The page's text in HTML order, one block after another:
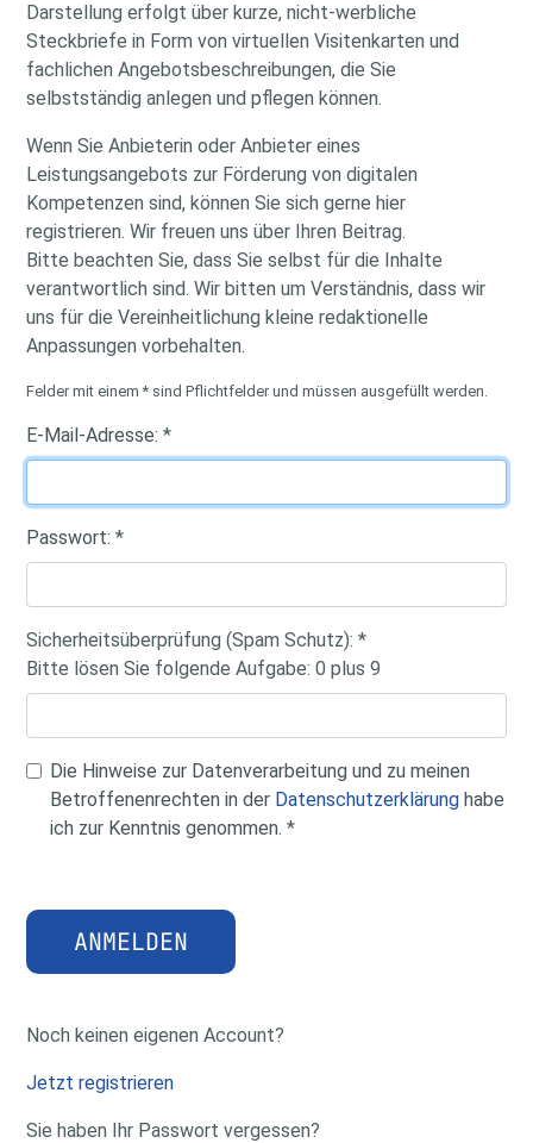
Darstellung erfolgt über kurze, nicht-werbliche
Steckbriefe in Form von virtuellen Visitenkarten und
fachlichen Angebotsbeschreibungen, die Sie
selbstständig anlegen und pflegen können.
Wenn Sie Anbieterin oder Anbieter eines
Leistungsangebots zur Förderung von digitalen
Kompetenzen sind, können Sie sich gerne hier
registrieren. Wir freuen uns über Ihren Beitrag.
Bitte beachten Sie, dass Sie selbst für die Inhalte
verantwortlich sind. Wir bitten um Verständnis, dass wir
uns für die Vereinheitlichung kleine redaktionelle
Anpassungen vorbehalten.
Felder mit einem* sind Pflichtfelder und müssen ausgefüllt werden.
E-Mail-Adresse:*
Passwort:*
Sicherheitsüberprüfung (Spam Schutz):*
Bitte lösen Sie folgende Aufgabe: 0 plus 9
Die Hinweise zur Datenverarbeitung und zu meinen
Betroffenenrechten in der Datenschutzerklärung habe
ich zur Kenntnis genommen.*
ANMELDEN
Noch keinen eigenen Account?
Jetzt registrieren
Sie haben Ihr Passwort vergessen?